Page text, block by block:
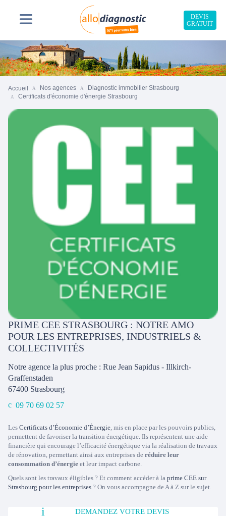
DEVIS
GRATUIT
Accueil Nos agences
Diagnostic immobilier Strasbourg
Certificats d'économie d'énergie Strasbourg
PRIME CEE STRASBOURG : NOTRE AMO
POUR LES ENTREPRISES, INDUSTRIELS &
COLLECTIVITÉS
Notre agence la plus proche : Rue Jean Sapidus - Illkirch-
Graffenstaden
67400 Strasbourg
09 70 69 02 57
Les Certificats d’Économie d’Énergie, mis en place par les pouvoirs publics,
permettent de favoriser la transition énergétique. Ils représentent une aide
financière qui encourage l’efficacité énergétique via la réalisation de travaux
de rénovation, permettant ainsi aux entreprises de réduire leur
consommation d’énergie et leur impact carbone.
Quels sont les travaux éligibles ? Et comment accéder à la prime CEE sur
Strasbourg pour les entreprises ? On vous accompagne de A à Z sur le sujet.
DEMANDEZ VOTRE DEVIS